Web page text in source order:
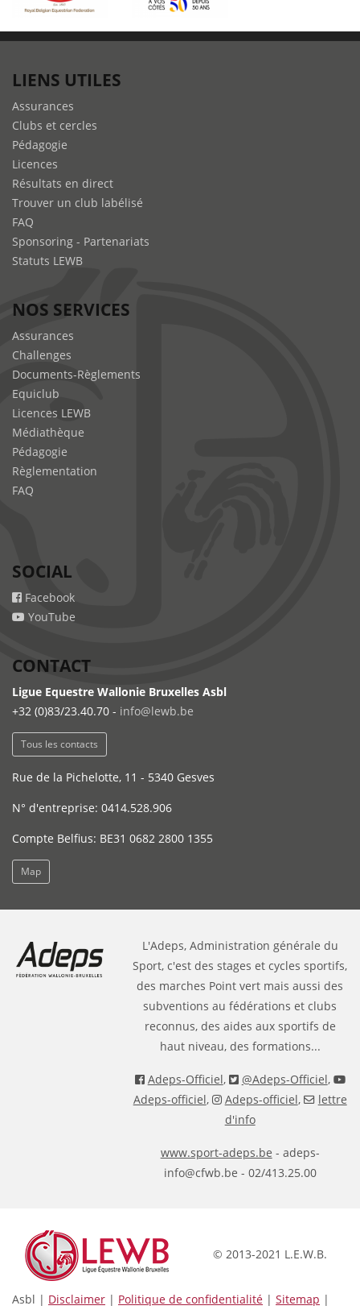
LIENS UTILES
Assurances
Clubs et cercles
Pédagogie
Licences
Résultats en direct
Trouver un club labélisé
FAQ
Sponsoring - Partenariats
Statuts LEWB
NOS SERVICES
Assurances
Challenges
Documents-Règlements
Equiclub
Licences LEWB
Médiathèque
Pédagogie
Règlementation
FAQ
SOCIAL
Facebook
YouTube
CONTACT
Ligue Equestre Wallonie Bruxelles Asbl
+32 (0)83/23.40.70 - info@lewb.be
Tous les contacts
Rue de la Pichelotte, 11 - 5340 Gesves
N° d'entreprise: 0414.528.906
Compte Belfius: BE31 0682 2800 1355
Map
L'Adeps, Administration générale du
Sport, c'est des stages et cycles sportifs,
des marches Point vert mais aussi des
subventions au fédérations et clubs
reconnus, des aides aux sportifs de
haut niveau, des formations...
Adeps-Officiel, @Adeps-Officiel,
Adeps-officiel, Adeps-officiel,
lettre
d'info
www.sport-adeps.be - adeps-
info@cfwb.be - 02/413.25.00
© 2013-2021 L.E.W.B.
Asbl | Disclaimer | Politique de confidentialité | Sitemap |